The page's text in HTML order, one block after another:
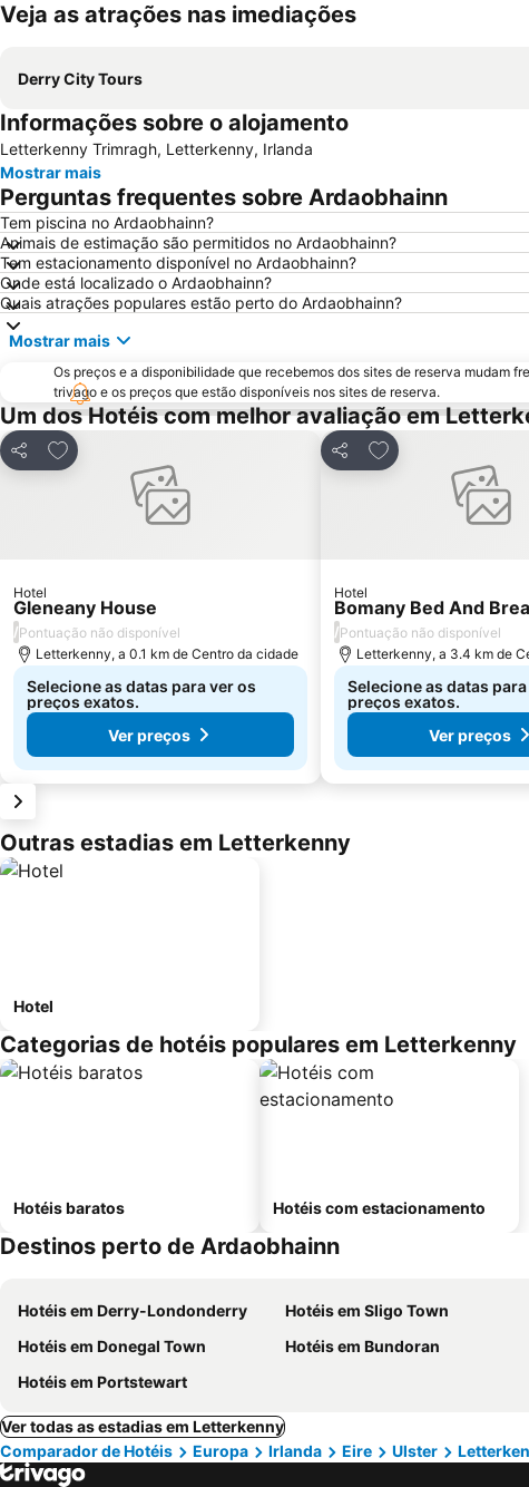
Veja as atrações nas imediações
Derry City Tours
Informações sobre o alojamento
Letterkenny Trimragh, Letterkenny, Irlanda
Mostrar mais
Perguntas frequentes sobre Ardaobhainn
Tem piscina no Ardaobhainn?
Animais de estimação são permitidos no Ardaobhainn?
Tem estacionamento disponível no Ardaobhainn?
Onde está localizado o Ardaobhainn?
Quais atrações populares estão perto do Ardaobhainn?
Mostrar mais
Os preços e a disponibilidade que recebemos dos sites de reserva mudam
trivago e os preços que estão disponíveis nos sites de reserva.
Um dos Hotéis com melhor avaliação em
Partilhar
Adicionar aos favoritos
Hotel
Gleneany House
/Pontuação não disponível
Letterkenny, a 0.1 km de Centro da cidade
Selecione as datas para ver os
preços exatos.
Ver preços
Partilhar
Adicionar aos
Hotel
Bomany Bed And
/Pontuação não disponível
Letterkenny, a 3.4 km de
Selecione as datas
preços exatos.
Ver preços
Outras estadias em Letterkenny
Hotel
Categorias de hotéis populares em Letterkenny
Hotéis baratos Hotéis com estacionamento
Destinos perto de Ardaobhainn
Hotéis em Derry-Londonderry Hotéis em Sligo Town
Hotéis em Donegal Town
Hotéis em Bundoran
Hotéis em Portstewart
Ver todas as estadias em Letterkenny
Comparador de Hotéis
Europa Irlanda Eire Ulster